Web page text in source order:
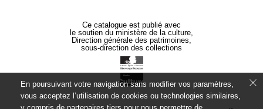
Ce catalogue est publié avec
le soutien du ministère de la culture,
Direction générale des patrimoines,
sous-direction des collections
En poursuivant votre navigation sans modifier vos paramètres,
vous acceptez l’utilisation de cookies ou technologies similaires,